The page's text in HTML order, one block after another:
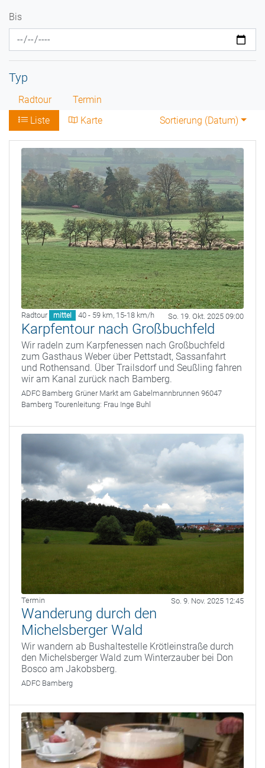
Bis
Typ
Radtour
Termin
Liste
Karte Sortierung (Datum)
Radtour mittel 40 - 59 km, 15-18 km/h So. 19. Okt. 2025 09:00
Karpfentour nach Großbuchfeld
Wir radeln zum Karpfenessen nach Großbuchfeld
zum Gasthaus Weber über Pettstadt, Sassanfahrt
und Rothensand. Über Trailsdorf und Seußling fahren
wir am Kanal zurück nach Bamberg.
ADFC Bamberg Grüner Markt am Gabelmannbrunnen 96047
Bamberg Tourenleitung: Frau Inge Buhl
Termin So. 9. Nov. 2025 12:45
Wanderung durch den
Michelsberger Wald
Wir wandern ab Bushaltestelle Krötleinstraße durch
den Michelsberger Wald zum Winterzauber bei Don
Bosco am Jakobsberg.
ADFC Bamberg